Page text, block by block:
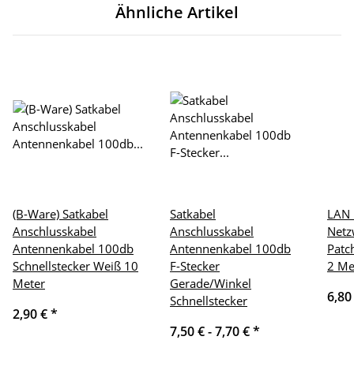
Ähnliche Artikel
(B-Ware) Satkabel
Anschlusskabel
Antennenkabel 100db
Schnellstecker Weiß 10
Meter
2,90 €*
Satkabel
Anschlusskabel
Antennenkabel 100db
F-Stecker
Gerade/Winkel
Schnellstecker
7,50 € -7,70 €*
LAN
2